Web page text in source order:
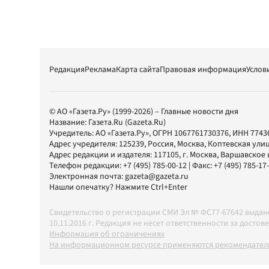
РедакцияРекламаКарта сайтаПравовая информация
© АО «Газета.Ру» (1999-2026) – Главные новости дня
Название: Газета.Ru (Gazeta.Ru)
Учредитель:АО «Газета.Ру», ОГРН 1067761730376, ИНН
Адрес учредителя: 125239, Россия, Москва, Коптевская
Адрес редакции и издателя: 117105, г. Москва, Варшавское
Телефон редакции:+7 (495) 785-00-12 | Факс:+7 (495) 785-
Электронная почта:gazeta@gazeta.ru
Нашли опечатку? Нажмите Ctrl+Enter
Свидетельство о регистрации СМИ Эл № ФС77-67642
10.11.2016 г. Редакция не несет ответственности за
Информация об ограничениях
На информационном ресурсе применяются